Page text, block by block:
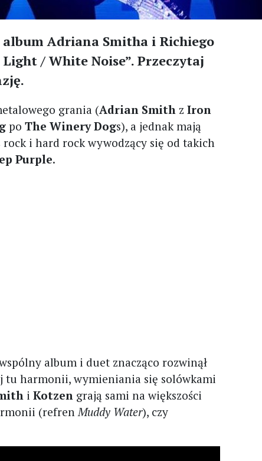
Adriana Smitha i Richiego
/ White Noise”. Przeczytaj
grania (Adrian Smith z Iron
poThe Winery Dogs), a jednak mają
rock i hard rock wywodzący się od takich
Purple.
album i duet znacząco rozwinął
tu harmonii, wymieniania się solówkami
iKotzen grają sami na większości
(refrenMuddy Water), czy